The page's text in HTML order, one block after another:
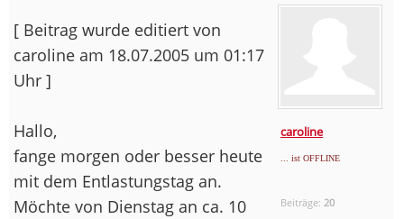
caroline
... ist OFFLINE
Beiträge: 20
[ Beitrag wurde editiert von
caroline am 18.07.2005 um 01:17
Uhr ]
Hallo,
fange morgen oder besser heute
mit dem Entlastungstag an.
Möchte von Dienstag an ca. 10